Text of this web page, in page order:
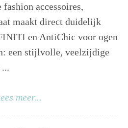
accessoires,
maakt direct duidelijk
en AntiChic voor ogen
een stijlvolle, veelzijdige
meer...